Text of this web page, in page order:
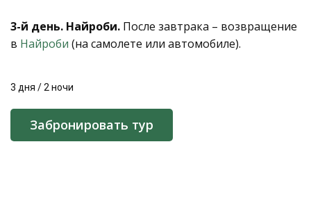
3-й день. Найроби. После завтрака – возвращение
в Найроби (на самолете или автомобиле).
3 дня / 2 ночи
Забронировать тур